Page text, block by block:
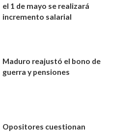
el 1 de mayo se realizará
incremento salarial
Maduro reajustó el bono de
guerra y pensiones
Opositores cuestionan